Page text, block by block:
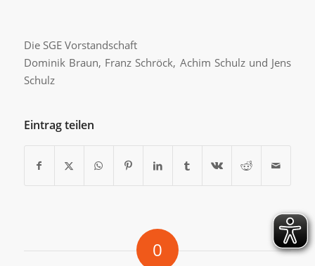
Die SGE Vorstandschaft
Dominik Braun, Franz Schröck, Achim Schulz und Jens
Schulz
Eintrag teilen
0